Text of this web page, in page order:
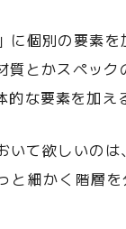
に個別の要素
質とかスペッ
的な要素を加え
いて欲しいの
と細かく階層